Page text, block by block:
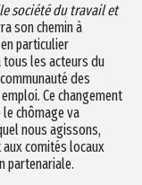
société du travail et
son chemin à
particulier
tous les acteurs du
des
Ce changement
chômage va
nous agissons,
comités locaux
partenariale.